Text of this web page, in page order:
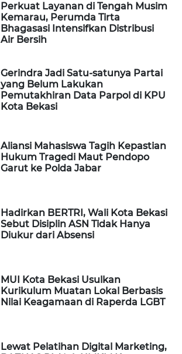
Perkuat Layanan di Tengah Musim
Kemarau, Perumda Tirta
Bhagasasi Intensifkan Distribusi
Air Bersih
Gerindra Jadi Satu-satunya Partai
yang Belum Lakukan
Pemutakhiran Data Parpol di KPU
Kota Bekasi
Aliansi Mahasiswa Tagih Kepastian
Hukum Tragedi Maut Pendopo
Garut ke Polda Jabar
Hadirkan BERTRI, Wali Kota Bekasi
Sebut Disiplin ASN Tidak Hanya
Diukur dari Absensi
MUI Kota Bekasi Usulkan
Kurikulum Muatan Lokal Berbasis
Nilai Keagamaan di Raperda LGBT
Lewat Pelatihan Digital Marketing,